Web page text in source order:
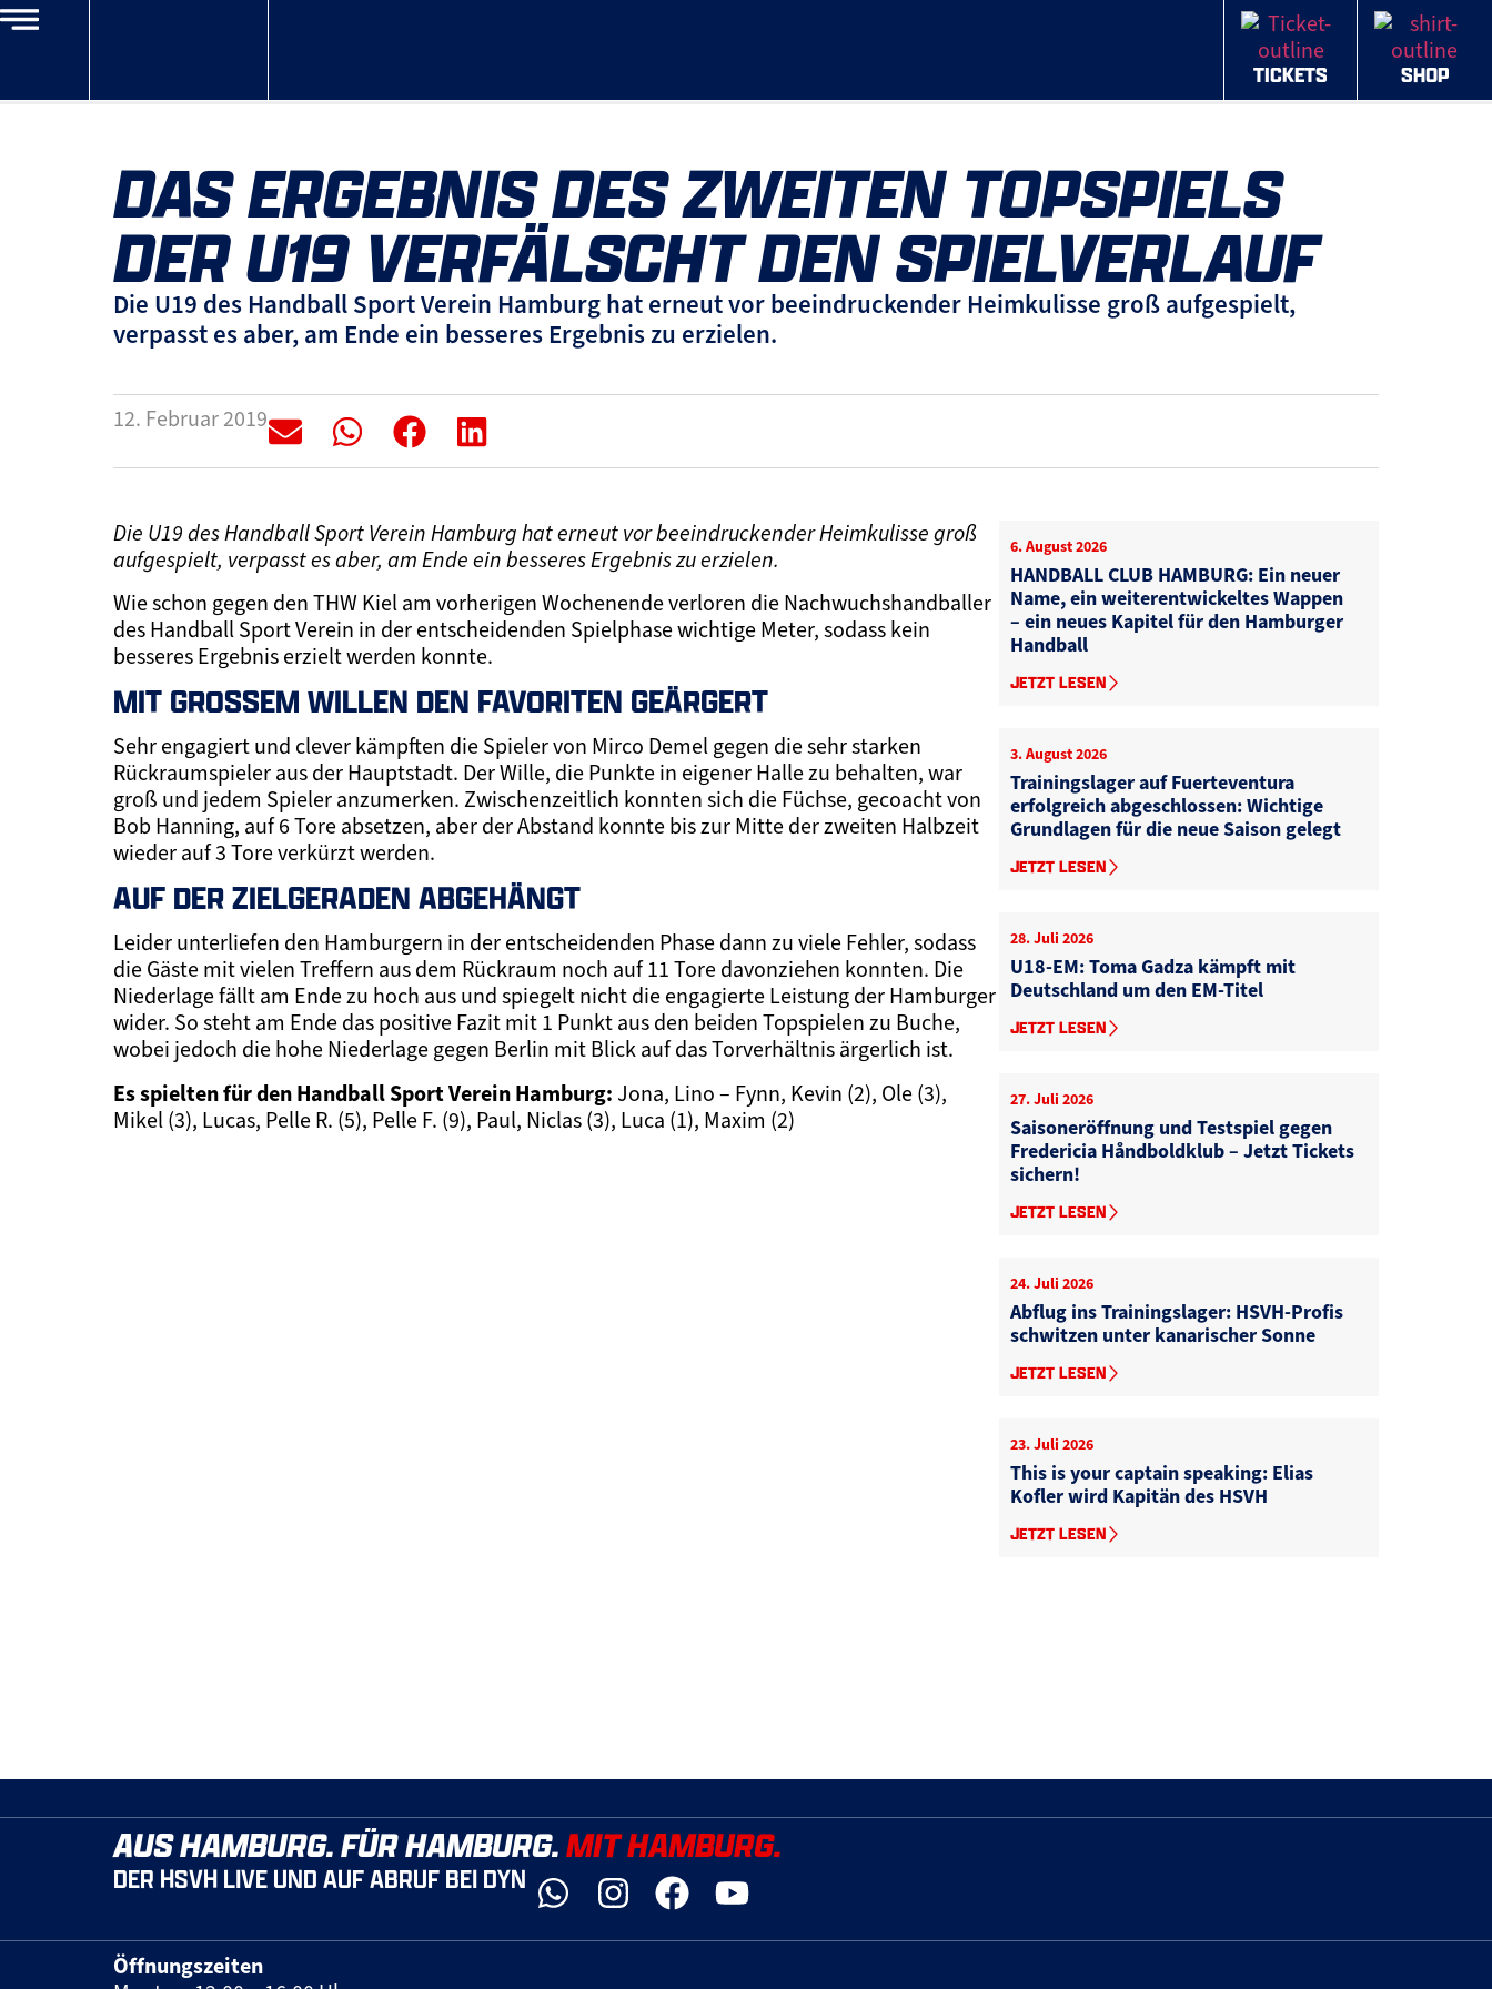
TICKETS SHOP
DAS ERGEBNIS DES ZWEITEN TOPSPIELS
DER U19 VERFÄLSCHT DEN SPIELVERLAUF
Die U19 des Handball Sport Verein Hamburg hat erneut vor beeindruckender Heimkulisse groß aufgespielt,
verpasst es aber, am Ende ein besseres Ergebnis zu erzielen.
12. Februar 2019
Die U19 des Handball Sport Verein Hamburg hat erneut vor beeindruckender Heimkulisse groß
aufgespielt, verpasst es aber, am Ende ein besseres Ergebnis zu erzielen.
Wie schon gegen den THW Kiel am vorherigen Wochenende verloren die Nachwuchshandballer
des Handball Sport Verein in der entscheidenden Spielphase wichtige Meter, sodass kein
besseres Ergebnis erzielt werden konnte.
MIT GROSSEM WILLEN DEN FAVORITEN GEÄRGERT
Sehr engagiert und clever kämpften die Spieler von Mirco Demel gegen die sehr starken
Rückraumspieler aus der Hauptstadt. Der Wille, die Punkte in eigener Halle zu behalten, war
groß und jedem Spieler anzumerken. Zwischenzeitlich konnten sich die Füchse, gecoacht von
Bob Hanning, auf 6 Tore absetzen, aber der Abstand konnte bis zur Mitte der zweiten Halbzeit
wieder auf 3 Tore verkürzt werden.
AUF DER ZIELGERADEN ABGEHÄNGT
Leider unterliefen den Hamburgern in der entscheidenden Phase dann zu viele Fehler, sodass
die Gäste mit vielen Treffern aus dem Rückraum noch auf 11 Tore davonziehen konnten. Die
Niederlage fällt am Ende zu hoch aus und spiegelt nicht die engagierte Leistung der Hamburger
wider. So steht am Ende das positive Fazit mit 1 Punkt aus den beiden Topspielen zu Buche,
wobei jedoch die hohe Niederlage gegen Berlin mit Blick auf das Torverhältnis ärgerlich ist.
Es spielten für den Handball Sport Verein Hamburg: Jona, Lino – Fynn, Kevin (2), Ole (3),
Mikel (3), Lucas, Pelle R. (5), Pelle F. (9), Paul, Niclas (3), Luca (1), Maxim (2)
6. August 2026
HANDBALL CLUB HAMBURG: Ein neuer
Name, ein weiterentwickeltes Wappen
– ein neues Kapitel für den Hamburger
Handball
JETZT LESEN
3. August 2026
Trainingslager auf Fuerteventura
erfolgreich abgeschlossen: Wichtige
Grundlagen für die neue Saison gelegt
JETZT LESEN
28. Juli 2026
U18-EM: Toma Gadza kämpft mit
Deutschland um den EM-Titel
JETZT LESEN
27. Juli 2026
Saisoneröffnung und Testspiel gegen
Fredericia Håndboldklub – Jetzt Tickets
sichern!
JETZT LESEN
24. Juli 2026
Abflug ins Trainingslager: HSVH-Profis
schwitzen unter kanarischer Sonne
JETZT LESEN
23. Juli 2026
This is your captain speaking: Elias
Kofler wird Kapitän des HSVH
JETZT LESEN
AUS HAMBURG. FÜR HAMBURG.MIT HAMBURG.
DER HSVH LIVE UND AUF ABRUF BEI DYN
Öffnungszeiten